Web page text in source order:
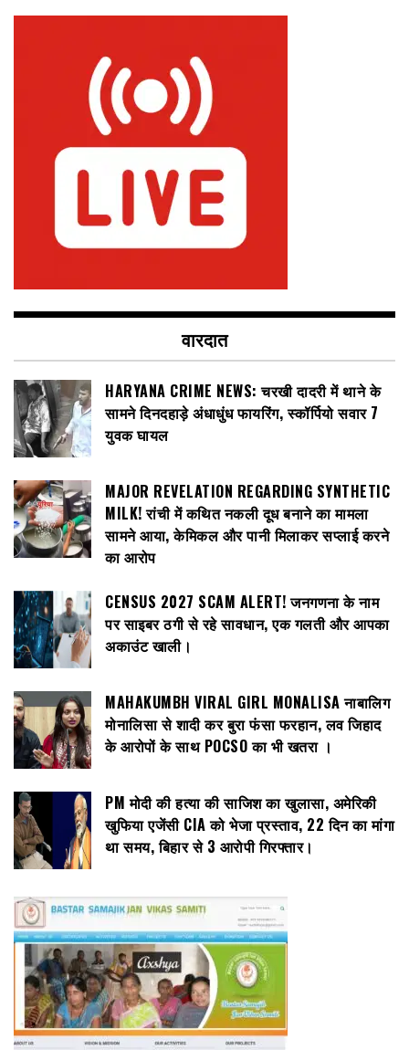
वारदात
HARYANA CRIME NEWS: चरखी दादरी में थाने के
सामने दिनदहाड़े अंधाधुंध फायरिंग, स्कॉर्पियो सवार 7
युवक घायल
MAJOR REVELATION REGARDING SYNTHETIC
MILK! रांची में कथित नकली दूध बनाने का मामला
सामने आया, केमिकल और पानी मिलाकर सप्लाई करने
का आरोप
CENSUS 2027 SCAM ALERT! जनगणना के नाम
पर साइबर ठगी से रहे सावधान, एक गलती और आपका
अकाउंट खाली।
MAHAKUMBH VIRAL GIRL MONALISA नाबालिग
मोनालिसा से शादी कर बुरा फंसा फरहान, लव जिहाद
के आरोपों के साथ POCSO का भी खतरा ।
PM मोदी की हत्या की साजिश का खुलासा, अमेरिकी
खुफिया एजेंसी CIA को भेजा प्रस्ताव, 22 दिन का मांगा
था समय, बिहार से 3 आरोपी गिरफ्तार।